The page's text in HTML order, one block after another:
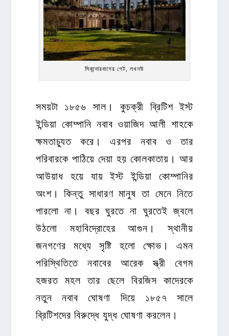
সিকান্দারবাগের গেট, লখনউ
সময়টা ১৮৫৬ সাল। কুচক্রী ব্রিটিশ ইস্ট
ইন্ডিয়া কোম্পানি নবাব ওয়াজিদ আলী শাহকে
ক্ষমতাচ্যুত করে। এরপর নবাব ও তার
পরিবারকে পাঠিয়ে দেয়া হয় কোলকাতায়। আর
আউয়াধ হয়ে যায় ইস্ট ইন্ডিয়া কোম্পানির
অংশ। কিন্তু সাধারণ মানুষ তা মেনে নিতে
পারলো না। বছর ঘুরতে না ঘুরতেই জ্বলে
উঠলো মহাবিদ্রোহের আগুন। স্থানীয়
জনগণের মধ্যে সৃষ্টি হলো ক্ষোভ। এমন
পরিস্থিতিতে নবাবের আরেক স্ত্রী বেগম
হজরত মহল তার ছেলে বিরজিস কাদেরকে
নতুন নবাব ঘোষণা দিয়ে ১৮৫৭ সালে
ব্রিটিশদের বিরুদ্ধে যুদ্ধ ঘোষণা করলেন।